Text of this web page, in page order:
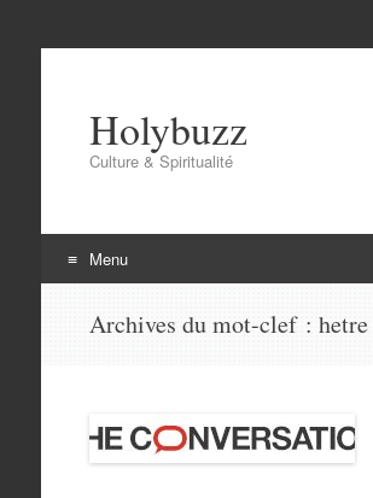
Holybuzz
Culture & Spiritualité
Menu
Archives du mot-clef : hetre